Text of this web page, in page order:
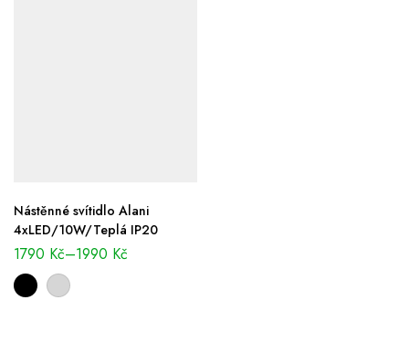
Nástěnné svítidlo Alani
4xLED/10W/Teplá IP20
1790 Kč–1990 Kč